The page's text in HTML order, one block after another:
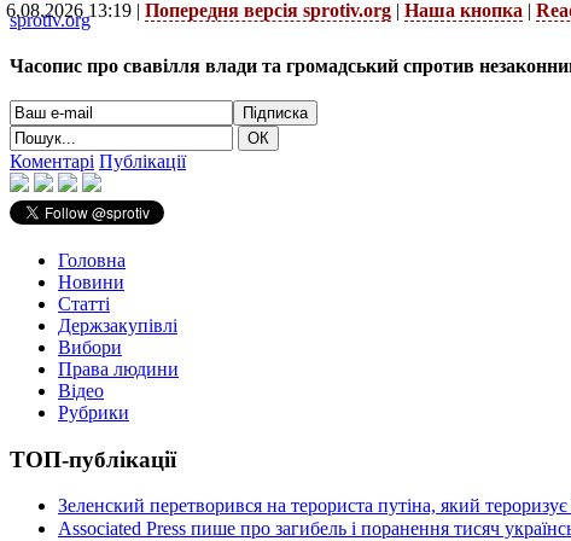
6.08.2026 13:19 | Попередня версія sprotiv.org | Наша кнопка |
sprotiv.org
Часопис про свавілля влади та громадський спротив
Коментарі Публікації
Головна
Новини
Статті
Держзакупівлі
Вибори
Права людини
Відео
Рубрики
ТОП-публікації
Зеленский перетворився на терориста путіна, який
Associated Press пише про загибель і поранення тисяч